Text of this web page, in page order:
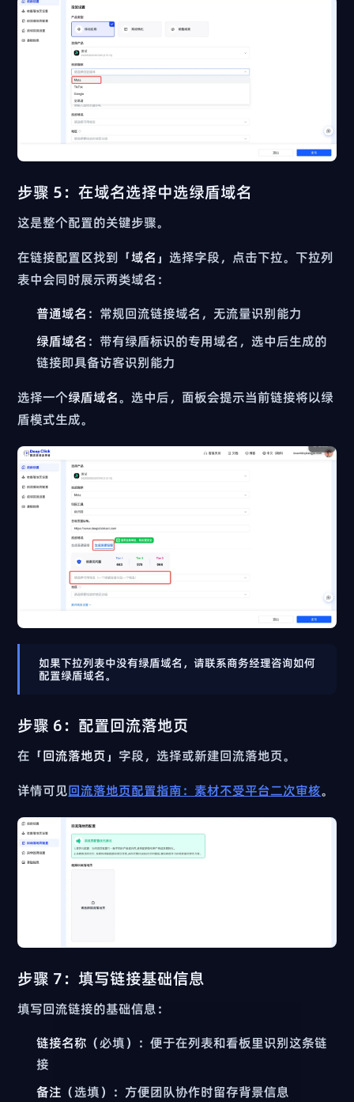
步骤 5：在域名选择中选绿盾域名
这是整个配置的关键步骤。
在链接配置区找到「域名」选择字段，点击下拉。下拉列
表中会同时展示两类域名：
普通域名 ：常规回流链接域名，无流量识别能力
绿盾域名 ：带有绿盾标识的专用域名，选中后生成的
链接即具备访客识别能力
选择一个绿盾域名。选中后，面板会提示当前链接将以绿
盾模式生成。
如果下拉列表中没有绿盾域名，请联系商务经理咨询如何
配置绿盾域名。
步骤 6：配置回流落地页
在「回流落地页 」字段，选择或新建回流落地页。
详情可见回流落地页配置指南：素材不受平台二次审核。
步骤 7：填写链接基础信息
填写回流链接的基础信息：
链接名称 （必填）：便于在列表和看板里识别这条链
接
备注 （选填）：方便团队协作时留存背景信息